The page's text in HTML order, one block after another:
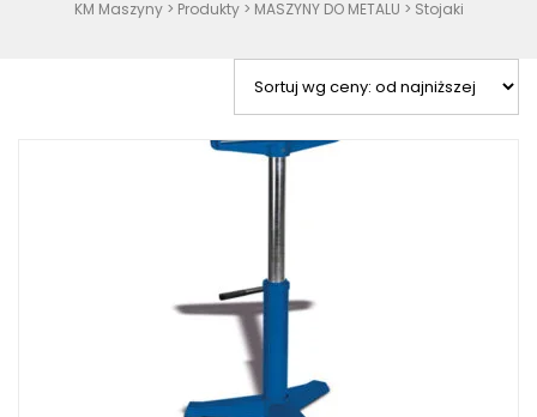
KM Maszyny> Produkty> MASZYNY DO METALU > Stojaki